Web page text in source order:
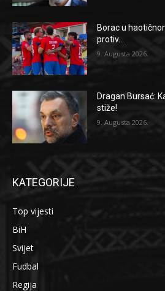
Borac u
protiv...
9. Augusta 2026.
Dragan Bursać:
stiže!
9. Augusta 2026.
KATEGORIJE
Top vijesti
BiH
Svijet
Fudbal
Regija